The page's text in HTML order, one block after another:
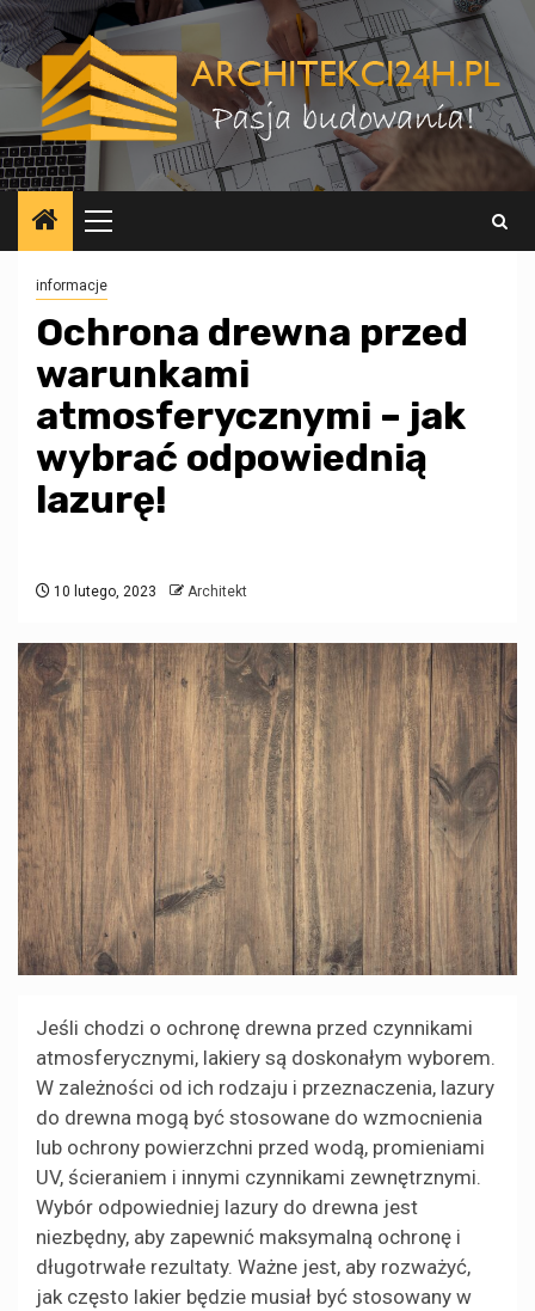
Przejdź
do
treści
Menu
główne
informacje
Ochrona drewna przed
warunkami
atmosferycznymi – jak
wybrać odpowiednią
lazurę!
10 lutego, 2023 Architekt
Jeśli chodzi o ochronę drewna przed czynnikami
atmosferycznymi, lakiery są doskonałym wyborem.
W zależności od ich rodzaju i przeznaczenia, lazury
do drewna mogą być stosowane do wzmocnienia
lub ochrony powierzchni przed wodą, promieniami
UV, ścieraniem i innymi czynnikami zewnętrznymi.
Wybór odpowiedniej lazury do drewna jest
niezbędny, aby zapewnić maksymalną ochronę i
długotrwałe rezultaty. Ważne jest, aby rozważyć,
jak często lakier będzie musiał być stosowany w